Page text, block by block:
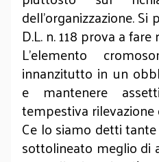
dell’organizzazione.
D.L. n. 118 prova a
L’elemento
innanzitutto in un
e mantenere
tempestiva rilevazione
Ce lo siamo detti
sottolineato meglio di